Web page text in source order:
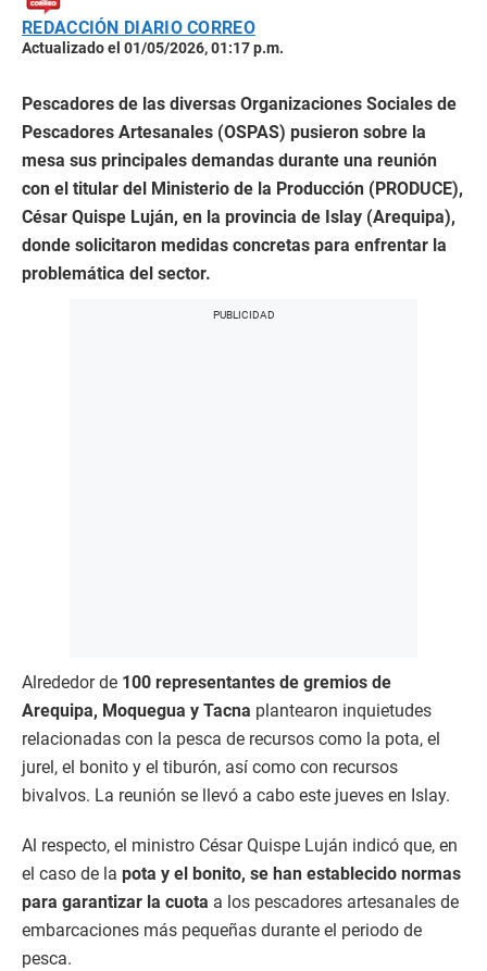
REDACCIÓN DIARIO CORREO
Actualizado el 01/05/2026, 01:17 p.m.
Pescadores de las diversas Organizaciones Sociales de
Pescadores Artesanales (OSPAS) pusieron sobre la
mesa sus principales demandas durante una reunión
con el titular del Ministerio de la Producción (PRODUCE),
César Quispe Luján, en la provincia de Islay (Arequipa),
donde solicitaron medidas concretas para enfrentar la
problemática del sector.
Alrededor de 100 representantes de gremios de
Arequipa, Moquegua y Tacna plantearon inquietudes
relacionadas con la pesca de recursos como la pota, el
jurel, el bonito y el tiburón, así como con recursos
bivalvos. La reunión se llevó a cabo este jueves en Islay.
Al respecto, el ministro César Quispe Luján indicó que, en
el caso de la pota y el bonito, se han establecido normas
para garantizar la cuota a los pescadores artesanales de
embarcaciones más pequeñas durante el periodo de
pesca.